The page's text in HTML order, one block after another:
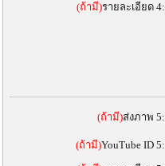
(ถ้ามี)รายละเอียด 4:
(ถ้ามี)ส่งภาพ 5:
(ถ้ามี)YouTube ID 5: